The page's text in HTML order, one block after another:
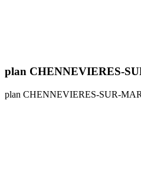
plan CHENNEVIERES-
plan CHENNEVIERES-SUR-